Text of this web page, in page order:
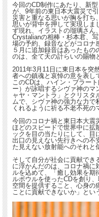
今回のCD制作にあたり、新
が、9年前の東日本大震災で
災害と重なる思いが胸を打ち
思いが背中を押して実現しま
ず現れ、イラストの瑠璃さん
Crystalianの相棒・杉本君、
場の予約、録音などがコロナ
５月に追加録音はあったも
のは、全て天の計らいの賜物
2011年3月11日に東日本を突
者への鎮魂と哀悼の意を表し
このCDは、ハイン・ブラー
ー）が詠唱するシヴァ神のマ
ャヤ・マントラ」とクリス
ムで、シヴァ神の強力な力で
くれるように祈る不老不死の
今回のコロナ禍と東日本大震
ほどのスピードで世界中に拡
ックを目の当たりにして、
出口の見えない先行きへの不
た見えない放射能へのそれと
そして自分が社会に貢献でき
に浮かんだのは、コロナ禍に
ルを込めて、「癒し効果を期
ルボウルを使ったCDを創り
空間を提供すること、心身の
ことに貢献できないか」とい